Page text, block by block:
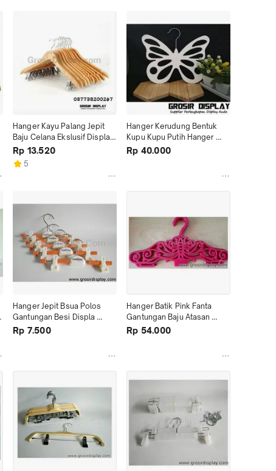
Hanger Kayu Palang Jepit
Baju Celana Ekslusif Display
Toko Distro
Rp 13.520
5
Hanger Kerudung Bentuk
Kupu Kupu Putih Hanger
Pasmina Hijab Syal Murah
Rp 40.000
Hanger Jepit Bsua Polos
Gantungan Besi Displa
Celana Perlengkapan Toko
Rp 7.500
Hanger Batik Pink Fanta
Gantungan Baju Atasan
Harga Grosir Murah
Rp 54.000